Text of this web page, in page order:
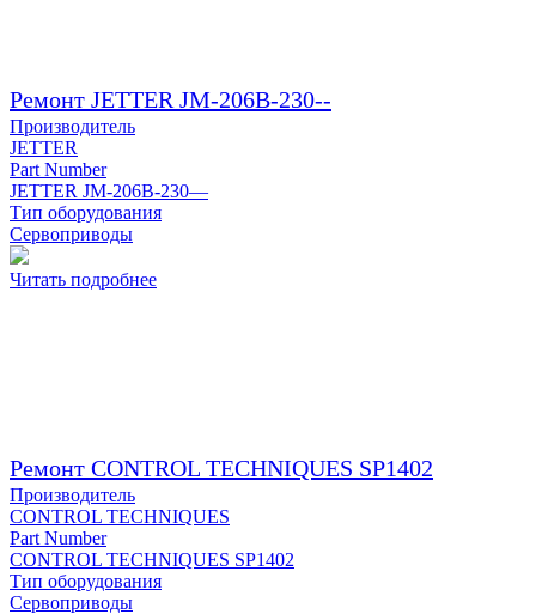
Ремонт JETTER JM-206B-230--
Производитель
JETTER
Part Number
JETTER JM-206B-230—
Тип оборудования
Сервоприводы
Читать подробнее
Ремонт CONTROL TECHNIQUES SP1402
Производитель
CONTROL TECHNIQUES
Part Number
CONTROL TECHNIQUES SP1402
Тип оборудования
Сервоприводы